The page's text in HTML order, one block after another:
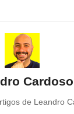
Cardoso
de Leandro